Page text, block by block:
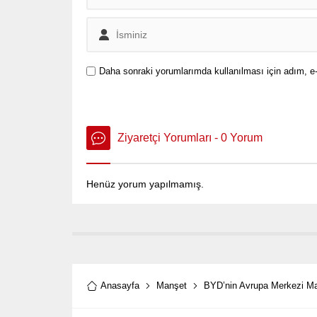
Daha sonraki yorumlarımda kullanılması için
Ziyaretçi Yorumları - 0 Yorum
Henüz yorum yapılmamış.
Anasayfa Manşet BYD’nin Avrupa Merkezi